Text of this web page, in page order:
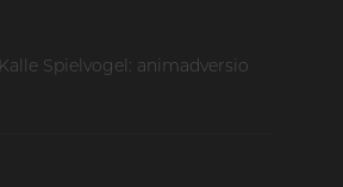
Kalle Spielvogel: animadversio